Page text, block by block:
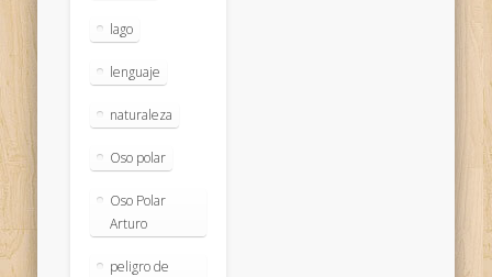
lago
lenguaje
naturaleza
Oso polar
Oso Polar
Arturo
peligro de